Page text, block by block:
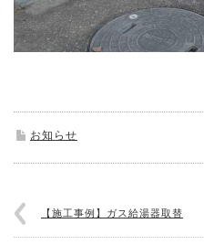
お知らせ
【施工事例】ガス給湯器取替